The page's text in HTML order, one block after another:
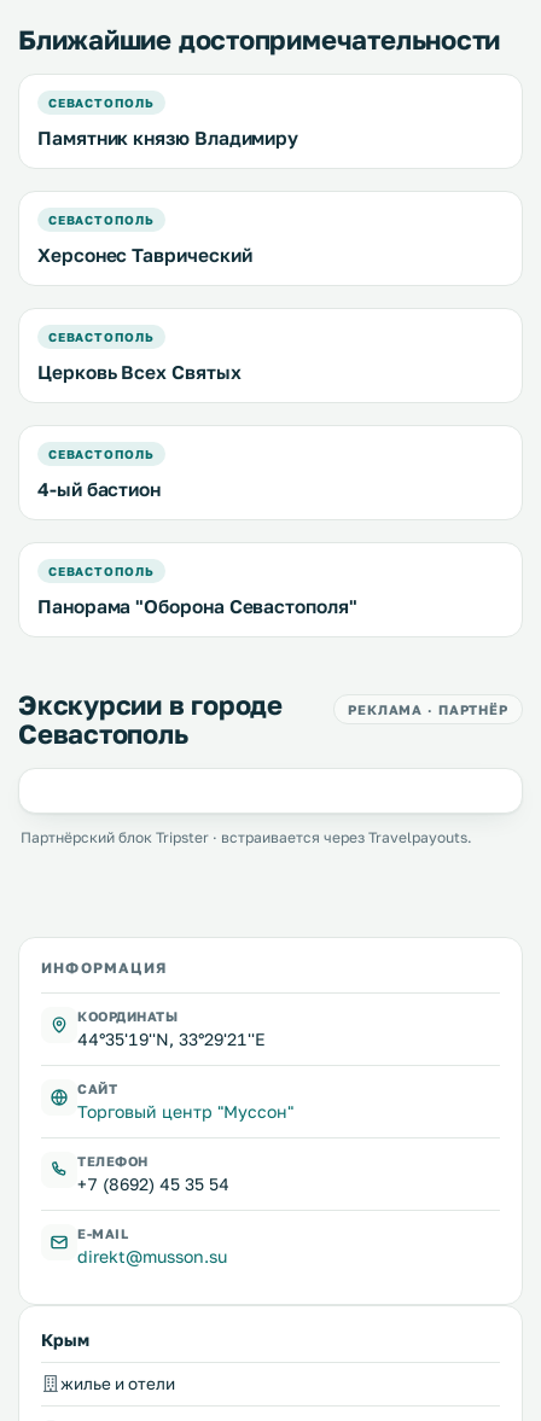
Ближайшие достопримечательности
СЕВАСТОПОЛЬ
Памятник князю Владимиру
СЕВАСТОПОЛЬ
Херсонес Таврический
СЕВАСТОПОЛЬ
Церковь Всех Святых
СЕВАСТОПОЛЬ
4-ый бастион
СЕВАСТОПОЛЬ
Панорама "Оборона Севастополя"
Экскурсии в городе
Севастополь
РЕКЛАМА · ПАРТНЁР
Партнёрский блок Tripster · встраивается через Travelpayouts.
ИНФОРМАЦИЯ
КООРДИНАТЫ
44°35'19''N, 33°29'21''E
САЙТ
Торговый центр "Муссон"
ТЕЛЕФОН
+7 (8692) 45 35 54
E-MAIL
direkt@musson.su
Крым
жилье и отели